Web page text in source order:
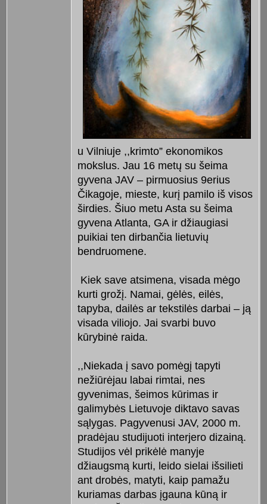
u Vilniuje ,,krimto” ekonomikos
mokslus. Jau 16 metų su šeima
gyvena JAV – pirmuosius 9erius
Čikagoje, mieste, kurį pamilo iš visos
širdies. Šiuo metu Asta su šeima
gyvena Atlanta, GA ir džiaugiasi
puikiai ten dirbančia lietuvių
bendruomene.
Kiek save atsimena, visada mėgo
kurti grožį. Namai, gėlės, eilės,
tapyba, dailės ar tekstilės darbai – ją
visada viliojo. Jai svarbi buvo
kūrybinė raida.
,,Niekada į savo pomėgį tapyti
nežiūrėjau labai rimtai, nes
gyvenimas, šeimos kūrimas ir
galimybės Lietuvoje diktavo savas
sąlygas. Pagyvenusi JAV, 2000 m.
pradėjau studijuoti interjero dizainą.
Studijos vėl prikėlė manyje
džiaugsmą kurti, leido sielai išsilieti
ant drobės, matyti, kaip pamažu
kuriamas darbas įgauna kūną ir